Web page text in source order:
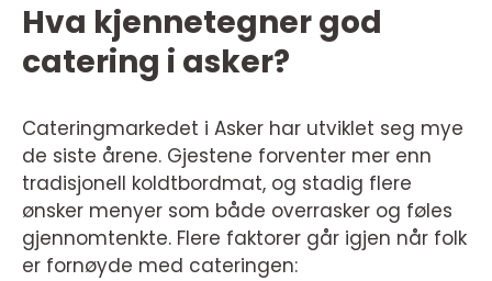
Hva kjennetegner god
catering i asker?
Cateringmarkedet i Asker har utviklet seg mye
de siste årene. Gjestene forventer mer enn
tradisjonell koldtbordmat, og stadig flere
ønsker menyer som både overrasker og føles
gjennomtenkte. Flere faktorer går igjen når folk
er fornøyde med cateringen: